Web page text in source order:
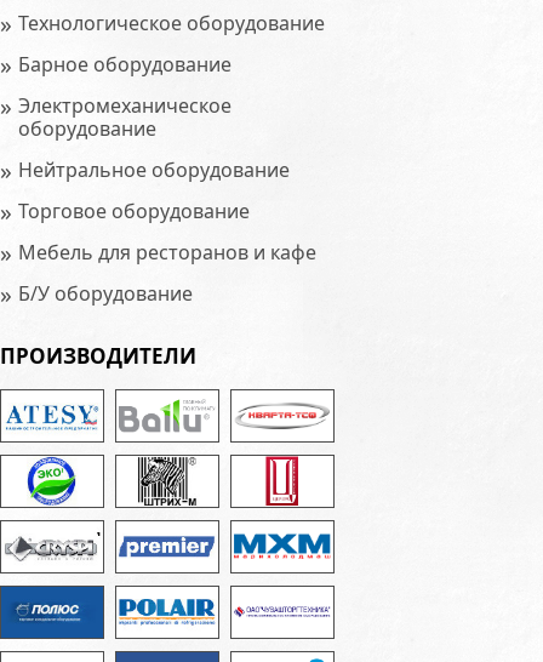
» Технологическое оборудование
» Барное оборудование
» Электромеханическое
оборудование
» Нейтральное оборудование
» Торговое оборудование
» Мебель для ресторанов и кафе
» Б/У оборудование
ПРОИЗВОДИТЕЛИ